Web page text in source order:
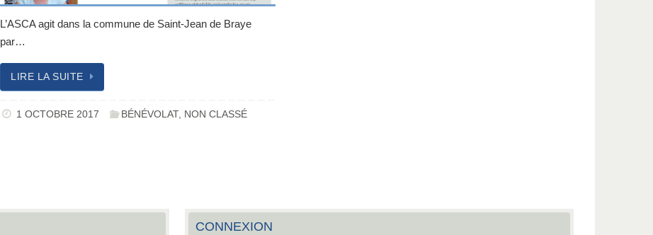
L’ASCA agit dans la commune de Saint-Jean de Braye
par…
LIRE LA SUITE
1 OCTOBRE 2017 BÉNÉVOLAT, NON CLASSÉ
CONNEXION